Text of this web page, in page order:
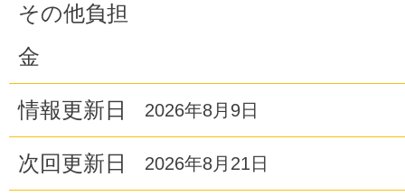
その他負担
金
情報更新日 2026年8月9日
次回更新日 2026年8月21日